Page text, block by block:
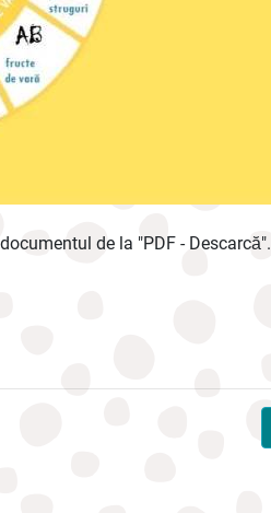
de la "PDF - Descarcă".